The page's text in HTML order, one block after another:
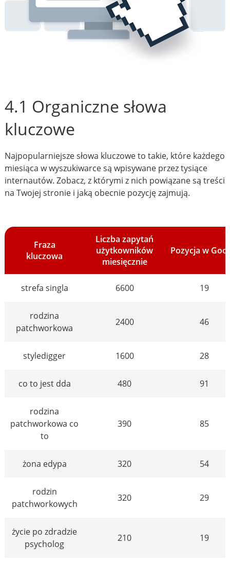
4.1 Organiczne słowa
kluczowe
Najpopularniejsze słowa kluczowe to takie, które każdego
miesiąca w wyszukiwarce są wpisywane przez tysiące
internautów. Zobacz, z którymi z nich powiązane są treści
na Twojej stronie i jaką obecnie pozycję zajmują.
Fraza
kluczowa
Liczba zapytań
użytkowników
miesięcznie
Pozycja w
strefa singla 6600 19
rodzina
patchworkowa
2400 46
styledigger 1600 28
co to jest dda 480 91
rodzina
patchworkowa co
to
390 85
żona edypa 320 54
rodzin
patchworkowych
320 29
życie po zdradzie
psycholog
210 19